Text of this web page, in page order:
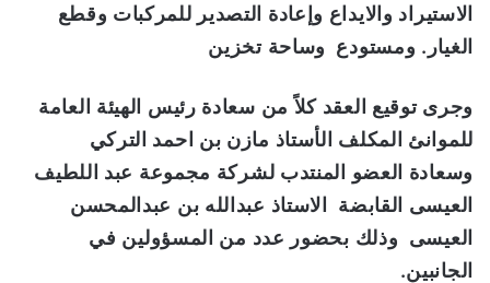
الاستيراد والايداع وإعادة التصدير للمركبات وقطع
الغيار. ومستودع وساحة تخزين
وجرى توقيع العقد كلاً من سعادة رئيس الهيئة العامة
للموانئ المكلف الأستاذ مازن بن احمد التركي
وسعادة العضو المنتدب لشركة مجموعة عبد اللطيف
العيسى القابضة الاستاذ عبدالله بن عبدالمحسن
العيسى وذلك بحضور عدد من المسؤولين في
الجانبين.